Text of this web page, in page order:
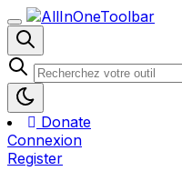
Donate
Connexion
Register